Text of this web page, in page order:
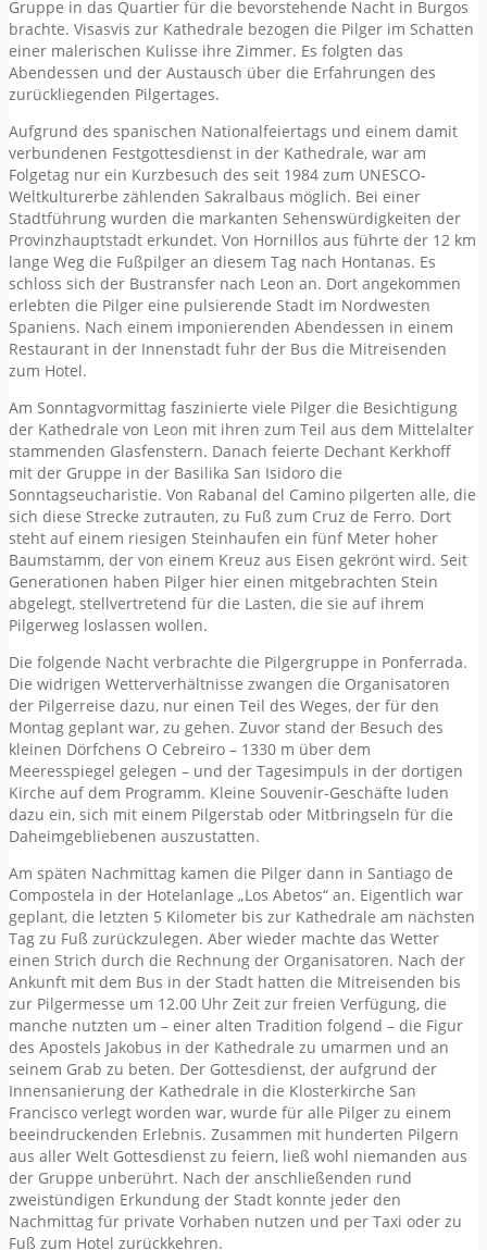
Gruppe in das Quartier für die bevorstehende Nacht in Burgos
brachte. Visasvis zur Kathedrale bezogen die Pilger im Schatten
einer malerischen Kulisse ihre Zimmer. Es folgten das
Abendessen und der Austausch über die Erfahrungen des
zurückliegenden Pilgertages.
Aufgrund des spanischen Nationalfeiertags und einem damit
verbundenen Festgottesdienst in der Kathedrale, war am
Folgetag nur ein Kurzbesuch des seit 1984 zum UNESCO-
Weltkulturerbe zählenden Sakralbaus möglich. Bei einer
Stadtführung wurden die markanten Sehenswürdigkeiten der
Provinzhauptstadt erkundet. Von Hornillos aus führte der 12 km
lange Weg die Fußpilger an diesem Tag nach Hontanas. Es
schloss sich der Bustransfer nach Leon an. Dort angekommen
erlebten die Pilger eine pulsierende Stadt im Nordwesten
Spaniens. Nach einem imponierenden Abendessen in einem
Restaurant in der Innenstadt fuhr der Bus die Mitreisenden
zum Hotel.
Am Sonntagvormittag faszinierte viele Pilger die Besichtigung
der Kathedrale von Leon mit ihren zum Teil aus dem Mittelalter
stammenden Glasfenstern. Danach feierte Dechant Kerkhoff
mit der Gruppe in der Basilika San Isidoro die
Sonntagseucharistie. Von Rabanal del Camino pilgerten alle, die
sich diese Strecke zutrauten, zu Fuß zum Cruz de Ferro. Dort
steht auf einem riesigen Steinhaufen ein fünf Meter hoher
Baumstamm, der von einem Kreuz aus Eisen gekrönt wird. Seit
Generationen haben Pilger hier einen mitgebrachten Stein
abgelegt, stellvertretend für die Lasten, die sie auf ihrem
Pilgerweg loslassen wollen.
Die folgende Nacht verbrachte die Pilgergruppe in Ponferrada.
Die widrigen Wetterverhältnisse zwangen die Organisatoren
der Pilgerreise dazu, nur einen Teil des Weges, der für den
Montag geplant war, zu gehen. Zuvor stand der Besuch des
kleinen Dörfchens O Cebreiro – 1330 m über dem
Meeresspiegel gelegen – und der Tagesimpuls in der dortigen
Kirche auf dem Programm. Kleine Souvenir-Geschäfte luden
dazu ein, sich mit einem Pilgerstab oder Mitbringseln für die
Daheimgebliebenen auszustatten.
Am späten Nachmittag kamen die Pilger dann in Santiago de
Compostela in der Hotelanlage „Los Abetos“ an. Eigentlich war
geplant, die letzten 5 Kilometer bis zur Kathedrale am nächsten
Tag zu Fuß zurückzulegen. Aber wieder machte das Wetter
einen Strich durch die Rechnung der Organisatoren. Nach der
Ankunft mit dem Bus in der Stadt hatten die Mitreisenden bis
zur Pilgermesse um 12.00 Uhr Zeit zur freien Verfügung, die
manche nutzten um – einer alten Tradition folgend – die Figur
des Apostels Jakobus in der Kathedrale zu umarmen und an
seinem Grab zu beten. Der Gottesdienst, der aufgrund der
Innensanierung der Kathedrale in die Klosterkirche San
Francisco verlegt worden war, wurde für alle Pilger zu einem
beeindruckenden Erlebnis. Zusammen mit hunderten Pilgern
aus aller Welt Gottesdienst zu feiern, ließ wohl niemanden aus
der Gruppe unberührt. Nach der anschließenden rund
zweistündigen Erkundung der Stadt konnte jeder den
Nachmittag für private Vorhaben nutzen und per Taxi oder zu
Fuß zum Hotel zurückkehren.